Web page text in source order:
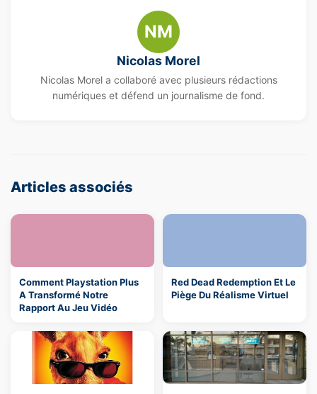
NM
Nicolas Morel
Nicolas Morel a collaboré avec plusieurs rédactions
numériques et défend un journalisme de fond.
Articles associés
Comment Playstation Plus
A Transformé Notre
Rapport Au Jeu Vidéo
Red Dead Redemption Et Le
Piège Du Réalisme Virtuel